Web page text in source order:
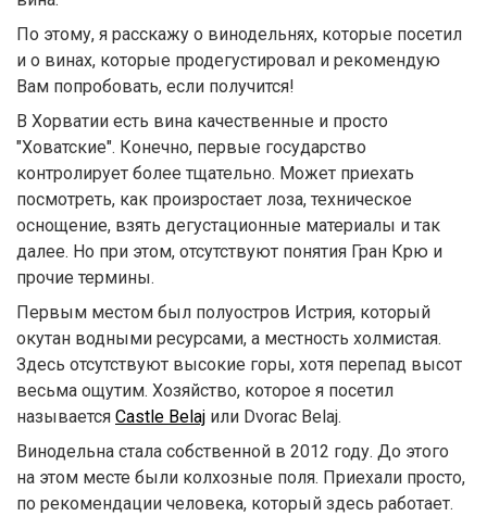
По этому, я расскажу о винодельнях, которые посетил
и о винах, которые продегустировал и рекомендую
Вам попробовать, если получится!
В Хорватии есть вина качественные и просто
"Ховатские". Конечно, первые государство
контролирует более тщательно. Может приехать
посмотреть, как произростает лоза, техническое
оснощение, взять дегустационные материалы и так
далее. Но при этом, отсутствуют понятия Гран Крю и
прочие термины.
Первым местом был полуостров Истрия, который
окутан водными ресурсами, а местность холмистая.
Здесь отсутствуют высокие горы, хотя перепад высот
весьма ощутим. Хозяйство, которое я посетил
называется Castle Belaj или Dvorac Belaj.
Винодельна стала собственной в 2012 году. До этого
на этом месте были колхозные поля. Приехали просто,
по рекомендации человека, который здесь работает.